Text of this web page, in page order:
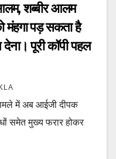
शब्बीर आलम
पड़ सकता है
देना। पूरी कॉपी पहल
में अब आईजी दीपक
समेत मुख्य फरार होकर